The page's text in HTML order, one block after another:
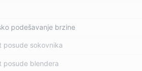
podešavanje brzine
posude sokovnika
posude blendera